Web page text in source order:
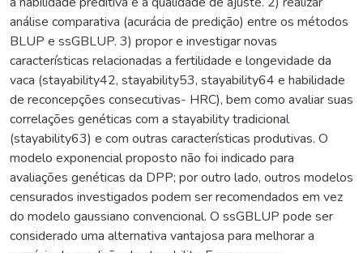
análise comparativa (acurácia de predição) entre os métodos
BLUP e ssGBLUP. 3) propor e investigar novas
características relacionadas a fertilidade e longevidade da
vaca (stayability42, stayability53, stayability64 e habilidade
de reconcepções consecutivas- HRC), bem como avaliar suas
correlações genéticas com a stayability tradicional
(stayability63) e com outras características produtivas. O
modelo exponencial proposto não foi indicado para
avaliações genéticas da DPP; por outro lado, outros modelos
censurados investigados podem ser recomendados em vez
do modelo gaussiano convencional. O ssGBLUP pode ser
considerado uma alternativa vantajosa para melhorar a